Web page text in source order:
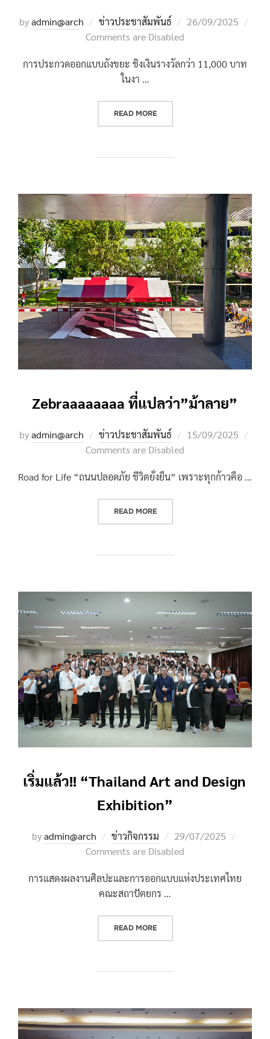
byadmin@arch ข่าวประชาสัมพันธ์
Posted
26/09/2025
Comments are Disabled
การประกวดออกแบบถังขยะ ชิงเงินรางวัลกว่า 11,000 บาท
ในงา …
READ MORE“ถาปัตย์ ศาลายา DESIGN
Zebraaaaaaaa ที่แปลว่า”ม้าลาย”
byadmin@arch ข่าวประชาสัมพันธ์
Posted
15/09/2025
Comments are Disabled
Road for Life “ถนนปลอดภัย ชีวิตยั่งยืน” เพราะทุกก้าวคือ …
READ MORE“ZEBRAAAAAAAA ที่แปลว่า”ม้าล
เริ่มแล้ว!! “Thailand Art and Design
Exhibition”
byadmin@arch ข่าวกิจกรรม
Posted
on
29/07/2025
Comments are Disabled
การแสดงผลงานศิลปะและการออกแบบแห่งประเทศไทย
คณะสถาปัตยกร …
READ MORE“เริ่มแล้ว!! “THAILAND ART AND